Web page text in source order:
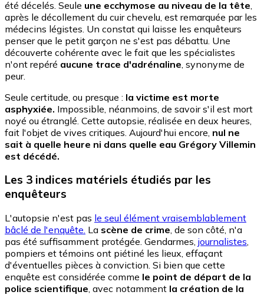
été décelés. Seule une ecchymose au niveau de la tête
après le décollement du cuir chevelu, est remarquée par les
médecins légistes. Un constat qui laisse les enquêteurs
penser que le petit garçon ne s'est pas débattu. Une
découverte cohérente avec le fait que les spécialistes
n'ont repéré aucune trace d'adrénaline , synonyme de
peur.
Seule certitude, ou presque : la victime est morte
asphyxiée. Impossible, néanmoins, de savoir s'il est mort
noyé ou étranglé. Cette autopsie, réalisée en deux heures,
fait l'objet de vives critiques. Aujourd'hui encore, nul ne
sait à quelle heure ni dans quelle eau Grégory Villemin
est décédé.
Les 3 indices matériels étudiés par les
enquêteurs
L'autopsie n'est pas le seul élément vraisemblablement
bâclé de l'enquête. La scène de crime, de son côté, n'a
pas été suffisamment protégée. Gendarmes, journalistes,
pompiers et témoins ont piétiné les lieux, effaçant
d'éventuelles pièces à conviction. Si bien que cette
enquête est considérée comme le point de départ de la
police scientifique, avec notamment la création de la